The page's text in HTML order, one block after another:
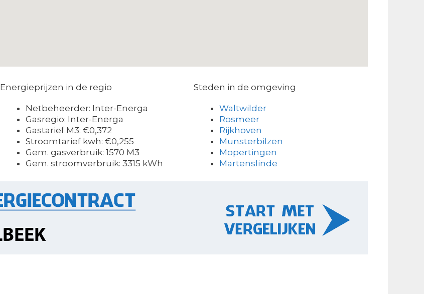
Energieprijzen in de regio
Netbeheerder: Inter-Energa
Gasregio: Inter-Energa
Gastarief M3: €0,372
Stroomtarief kwh: €0,255
Gem. gasverbruik: 1570 M3
Gem. stroomverbruik: 3315 kWh
Steden in de omgeving
Waltwilder
Rosmeer
Rijkhoven
Munsterbilzen
Mopertingen
Martenslinde